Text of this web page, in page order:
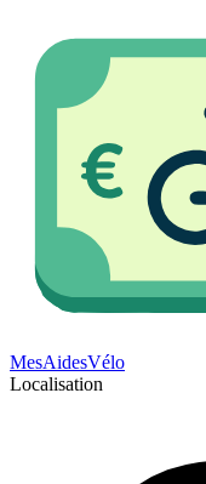
MesAidesVélo
Localisation